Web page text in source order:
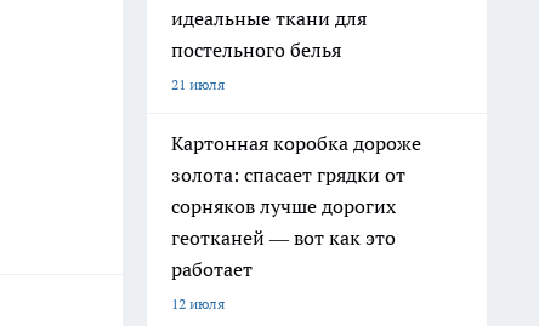
идеальные ткани для
постельного белья
21 июля
Картонная коробка дороже
золота: спасает грядки от
сорняков лучше дорогих
геотканей — вот как это
работает
12 июля